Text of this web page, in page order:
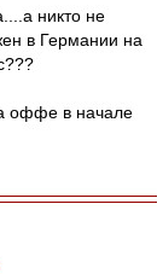
никто не
в Германии на
оффе в начале